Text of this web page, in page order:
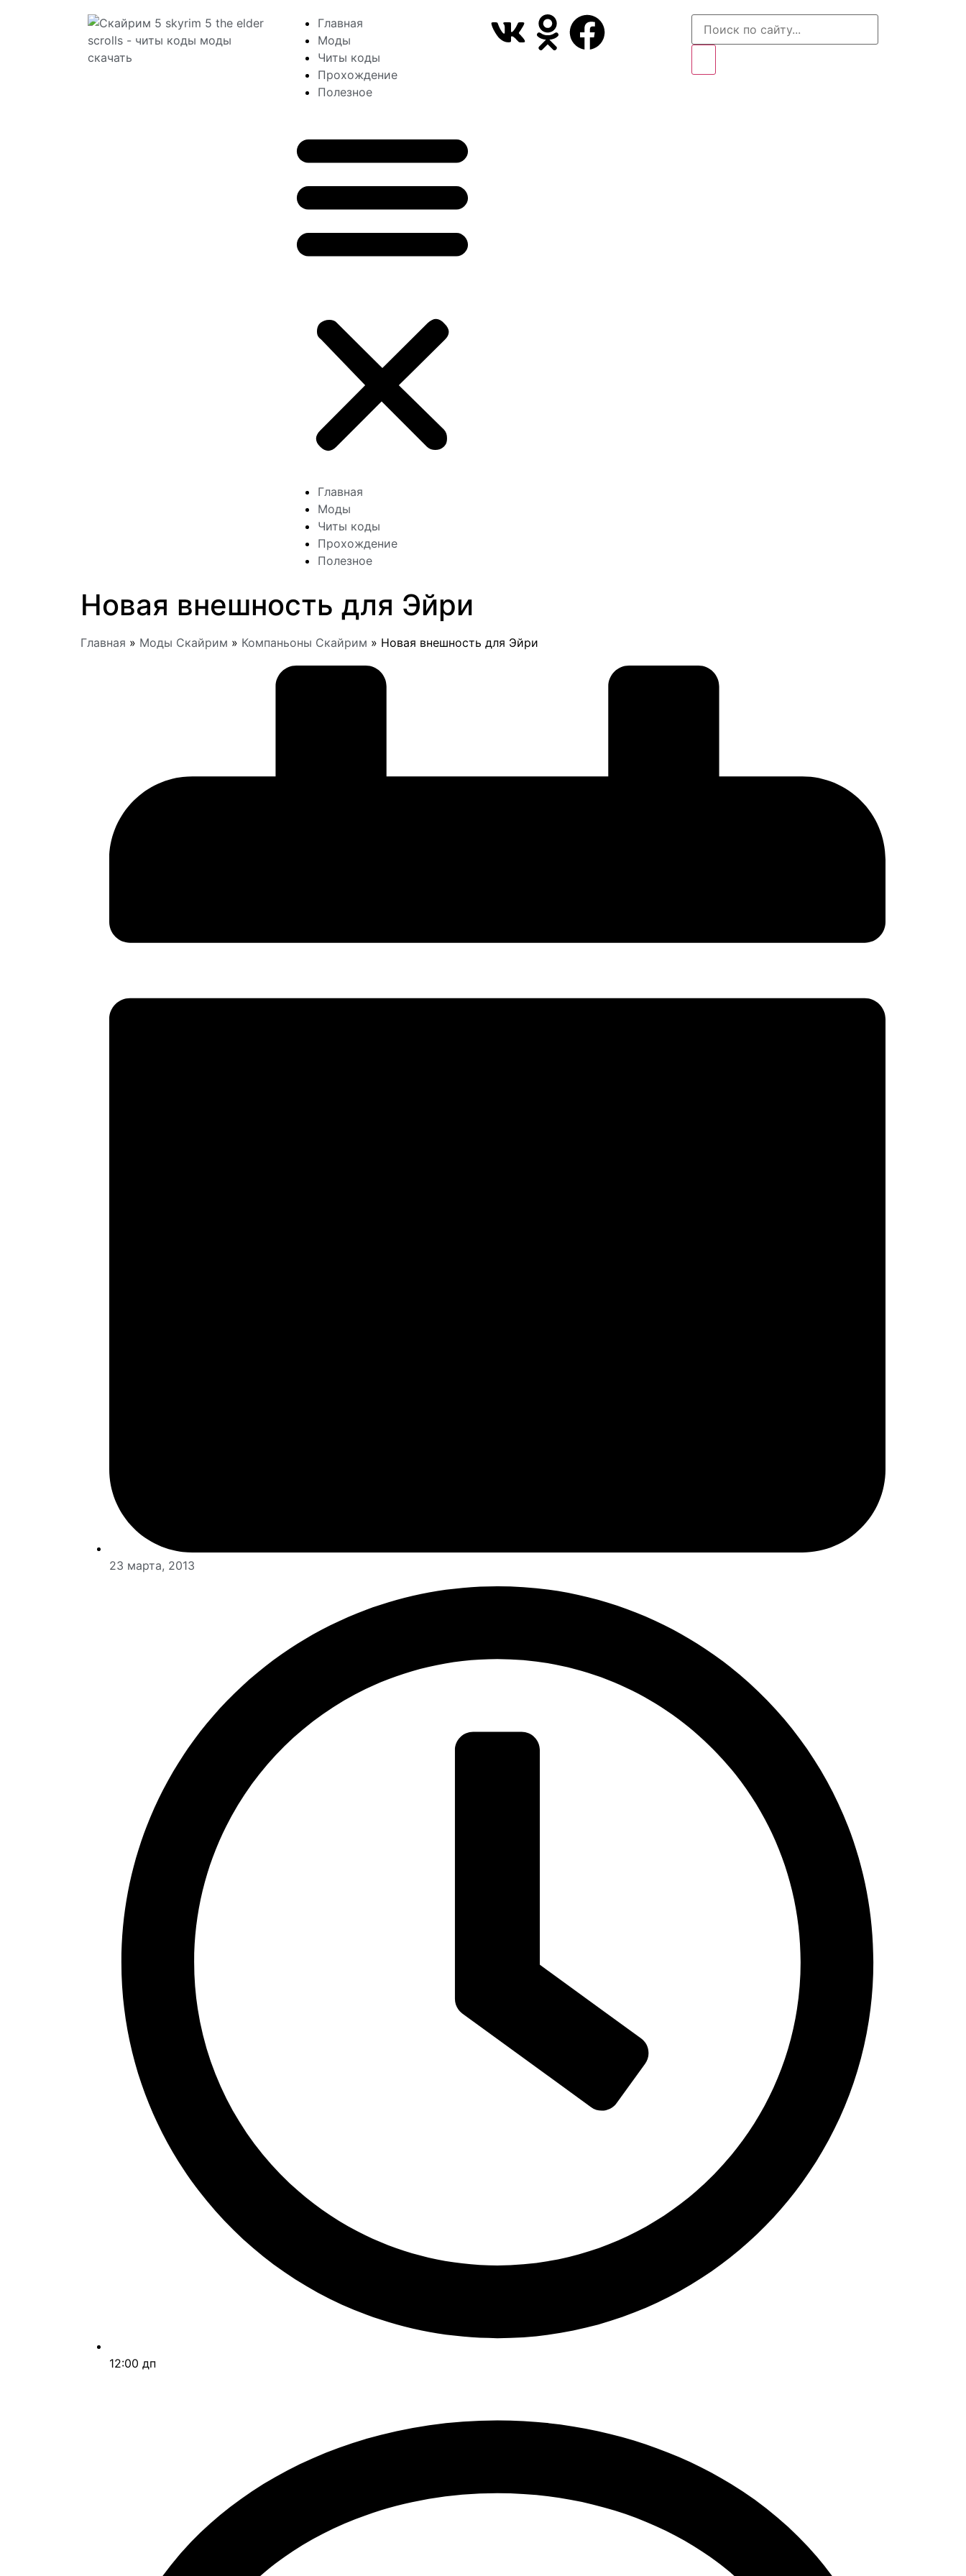
Главная
Моды
Читы коды
Прохождение
Полезное
Главная
Моды
Читы коды
Прохождение
Полезное
Новая внешность для Эйри
Главная » Моды Скайрим » Компаньоны Скайрим » Новая внешность для Эйри
23 марта, 2013
12:00 дп